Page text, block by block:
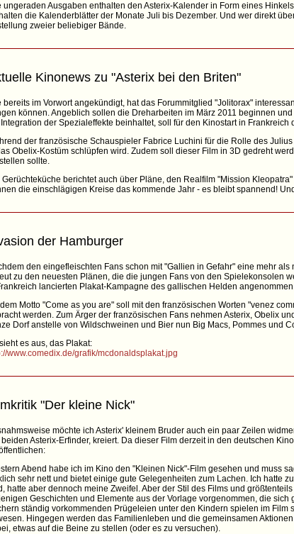
ungeraden Ausgaben enthalten den Asterix-Kalender in Form eines
die Kalenderblätter der Monate Juli bis Dezember. Und wer direkt
zweier beliebiger Bände.
Kinonews zu "Asterix bei den Briten"
bereits im Vorwort angekündigt, hat das Forummitglied "Jolitorax"
können. Angeblich sollen die Dreharbeiten im März 2011 beginnen
der Spezialeffekte beinhaltet, soll für den Kinostart in
der französische Schauspieler Fabrice Luchini für die Rolle des
Obelix-Kostüm schlüpfen wird. Zudem soll dieser Film in 3D gedreht
sollte.
Gerüchteküche berichtet auch über Pläne, den Realfilm "Mission
die einschlägigen Kreise das kommende Jahr - es bleibt spannend!
der Hamburger
den eingefleischten Fans schon mit "Gallien in Gefahr" eine mehr
zu den neuesten Plänen, die die jungen Fans von den Spielekonsolen
lancierten Plakat-Kampagne des gallischen Helden
dem Motto "Come as you are" soll mit den französischen Worten "venez
werden. Zum Ärger der französischen Fans nehmen Asterix, Obelix
Dorf anstelle von Wildschweinen und Bier nun Big Macs, Pommes und
es aus, das Plakat:
www.comedix.de/grafik/mcdonaldsplakat.jpg
"Der kleine Nick"
möchte ich Asterix' kleinem Bruder auch ein paar Zeilen
Asterix-Erfinder, kreiert. Da dieser Film derzeit in den deutschen
Abend habe ich im Kino den "Kleinen Nick"-Film gesehen und muss
sehr nett und bietet einige gute Gelegenheiten zum Lachen. Ich hatte
hatte aber dennoch meine Zweifel. Aber der Stil des Films und
Geschichten und Elemente aus der Vorlage vorgenommen, die
ständig vorkommenden Prügeleien unter den Kindern spielen im
Hingegen werden das Familienleben und die gemeinsamen
etwas auf die Beine zu stellen (oder es zu versuchen).